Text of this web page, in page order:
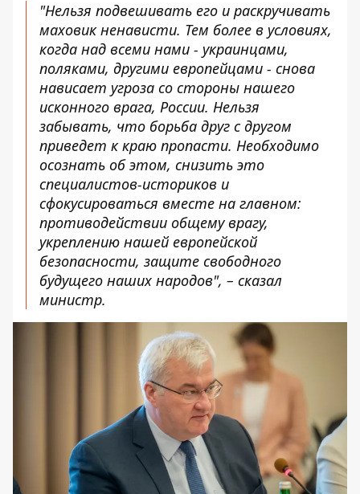
"Нельзя подвешивать его и раскручивать
маховик ненависти. Тем более в условиях,
когда над всеми нами - украинцами,
поляками, другими европейцами - снова
нависает угроза со стороны нашего
исконного врага, России. Нельзя
забывать, что борьба друг с другом
приведет к краю пропасти. Необходимо
осознать об этом, снизить это
специалистов-историков и
сфокусироваться вместе на главном:
противодействии общему врагу,
укреплению нашей европейской
безопасности, защите свободного
будущего наших народов", – сказал
министр.